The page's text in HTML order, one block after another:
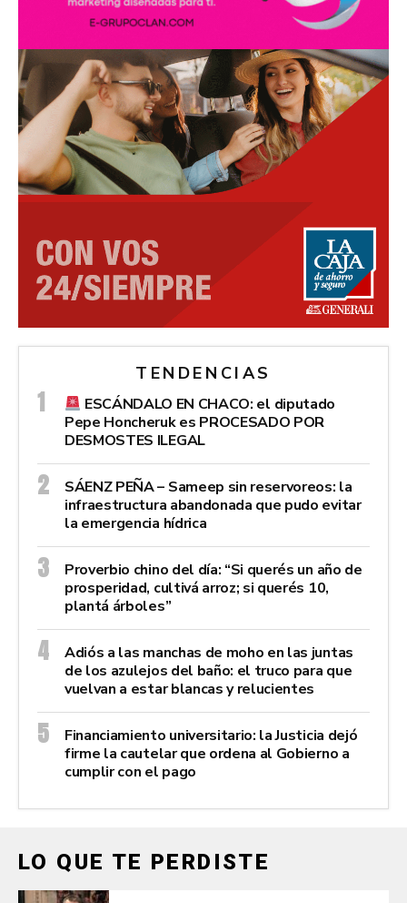
TENDENCIAS
ESCÁNDALO EN CHACO: el diputado
Pepe Honcheruk es PROCESADO POR
DESMOSTES ILEGAL
SÁENZ PEÑA – Sameep sin reservoreos: la
infraestructura abandonada que pudo evitar
la emergencia hídrica
Proverbio chino del día: “Si querés un año de
prosperidad, cultivá arroz; si querés 10,
plantá árboles”
Adiós a las manchas de moho en las juntas
de los azulejos del baño: el truco para que
vuelvan a estar blancas y relucientes
Financiamiento universitario: la Justicia dejó
firme la cautelar que ordena al Gobierno a
cumplir con el pago
LO QUE TE PERDISTE